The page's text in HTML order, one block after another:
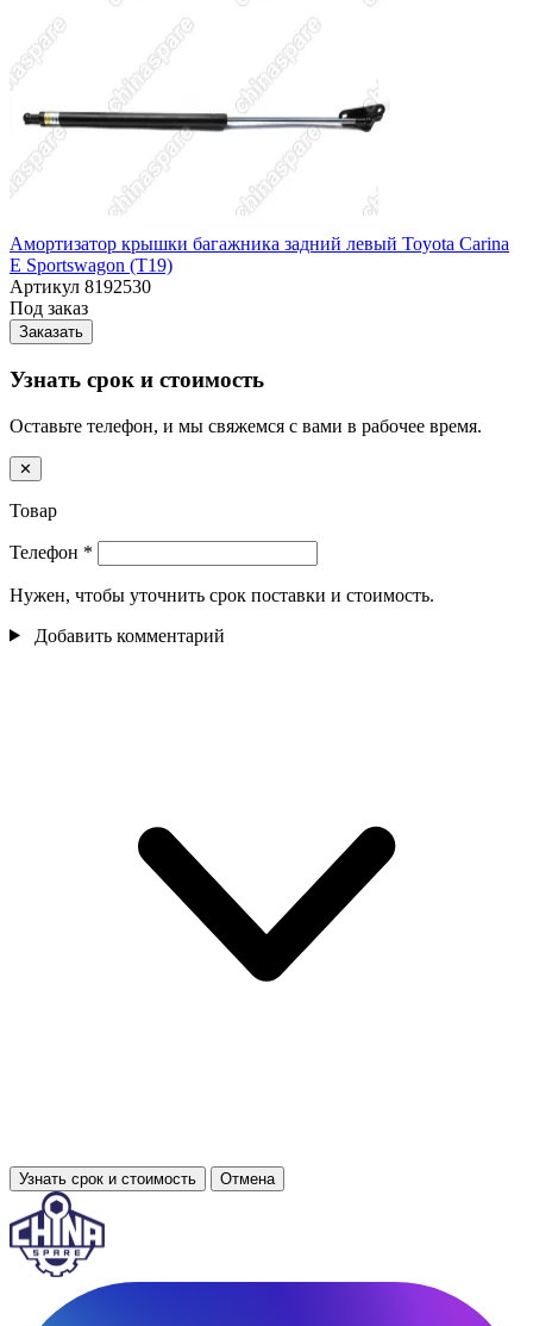
Амортизатор крышки багажника задний левый Toyota Carina
E Sportswagon (T19)
Артикул 8192530
Под заказ
Заказать
Узнать срок и стоимость
Оставьте телефон, и мы свяжемся с вами в рабочее время.
✕
Товар
Телефон *
Нужен, чтобы уточнить срок поставки и стоимость.
Добавить комментарий
Узнать срок и стоимость Отмена